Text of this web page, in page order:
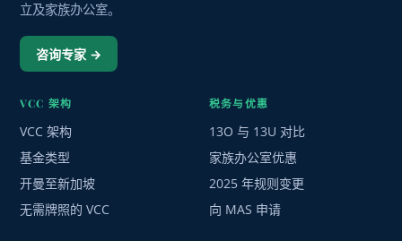
立及家族办公室。
咨询专家 →
VCC 架构
VCC 架构
基金类型
开曼至新加坡
无需牌照的 VCC
税务与优惠
13O 与 13U 对比
家族办公室优惠
2025 年规则变更
向 MAS 申请